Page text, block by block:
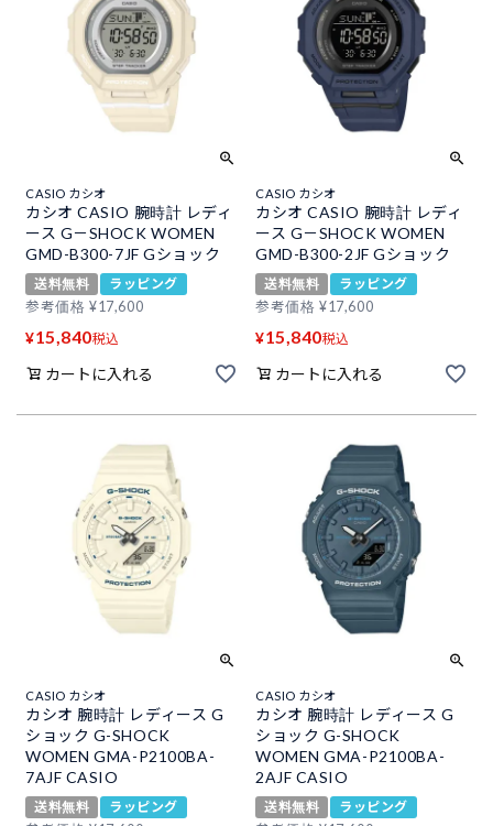
CASIO カシオ
カシオ CASIO 腕時計 レディ
ース G－SHOCK WOMEN
GMD-B300-7JF Gショック
送料無料
ラッピング
参考価格 ¥17,600
¥15,840税込
カートに入れる
CASIO カシオ
カシオ CASIO 腕時計 レディ
ース G－SHOCK WOMEN
GMD-B300-2JF Gショック
送料無料
ラッピング
参考価格 ¥17,600
¥15,840税込
カートに入れる
CASIO カシオ
カシオ 腕時計 レディース G
ショック G-SHOCK
WOMEN GMA-P2100BA-
7AJF CASIO
送料無料
ラッピング
CASIO カシオ
カシオ 腕時計 レディース G
ショック G-SHOCK
WOMEN GMA-P2100BA-
2AJF CASIO
送料無料
ラッピング